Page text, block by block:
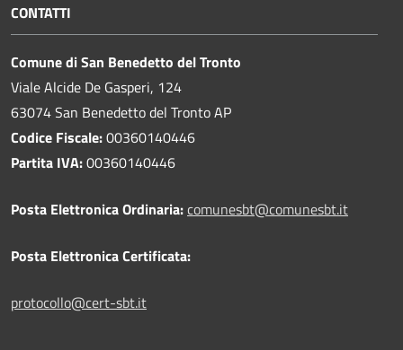
CONTATTI
Comune di San Benedetto del Tronto
Viale Alcide De Gasperi, 124
63074 San Benedetto del Tronto AP
Codice Fiscale:00360140446
Partita IVA:00360140446
Posta Elettronica Ordinaria:comunesbt@comunesbt.it
Posta Elettronica Certificata:
protocollo@cert-sbt.it